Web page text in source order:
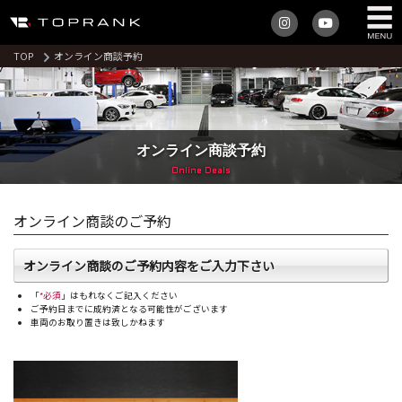
TOP オンライン商談予約
オンライン商談予約
Online Deals
オンライン商談のご予約
オンライン商談のご予約内容をご入力下さい
「*必須 」はもれなくご記入ください
ご予約日までに成約済となる可能性がございます
車両のお取り置きは致しかねます